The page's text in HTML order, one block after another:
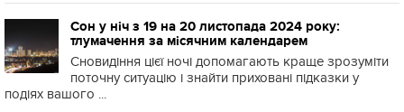
Сон у ніч з 19 на 20 листопада 2024 року:
тлумачення за місячним календарем
Сновидіння цієї ночі допомагають краще зрозуміти
поточну ситуацію і знайти приховані підказки у
подіях вашого ...